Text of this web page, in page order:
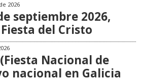
2026
septiembre 2026,
del Cristo
Nacional de
nacional en Galicia